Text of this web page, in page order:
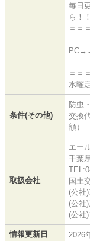
毎日
ら！
＝＝
＝＝
水曜
条件(その他)
防虫
交換
額）
取扱会社
エー
千葉
国土
(公社
(公社
(公社
情報更新日 2026